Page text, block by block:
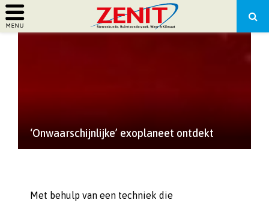
PRIMARY
‘Onwaarschijnlijke’ exoplaneet ontdekt
Met behulp van een techniek die